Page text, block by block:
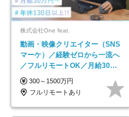
株式会社One feat.
動画・映像クリエイター（SNS
マーケ）／経験ゼロから一流へ
／フルリモートOK／月給30万
円～／年休130日以上
300～1500万円
フルリモートあり